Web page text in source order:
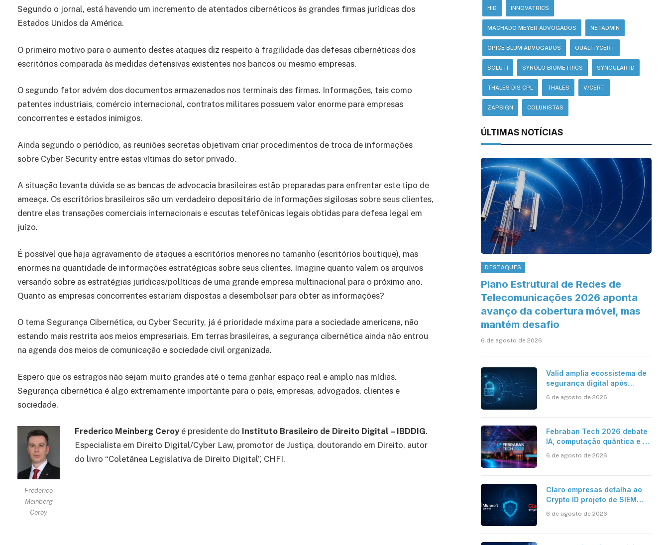
Segundo o jornal, está havendo um incremento de atentados cibernéticos às grandes firmas jurídicas dos
Estados Unidos da América.
O primeiro motivo para o aumento destes ataques diz respeito à fragilidade das defesas cibernéticas dos
escritórios comparada às medidas defensivas existentes nos bancos ou mesmo empresas.
O segundo fator advém dos documentos armazenados nos terminais das firmas. Informações, tais como
patentes industriais, comércio internacional, contratos militares possuem valor enorme para empresas
concorrentes e estados inimigos.
Ainda segundo o periódico, as reuniões secretas objetivam criar procedimentos de troca de informações
sobre Cyber Security entre estas vítimas do setor privado.
A situação levanta dúvida se as bancas de advocacia brasileiras estão preparadas para enfrentar este tipo de
ameaça. Os escritórios brasileiros são um verdadeiro depositário de informações sigilosas sobre seus clientes,
dentre elas transações comerciais internacionais e escutas telefônicas legais obtidas para defesa legal em
juízo.
É possível que haja agravamento de ataques a escritórios menores no tamanho (escritórios boutique), mas
enormes na quantidade de informações estratégicas sobre seus clientes. Imagine quanto valem os arquivos
versando sobre as estratégias jurídicas/políticas de uma grande empresa multinacional para o próximo ano.
Quanto as empresas concorrentes estariam dispostas a desembolsar para obter as informações?
O tema Segurança Cibernética, ou Cyber Security, já é prioridade máxima para a sociedade americana, não
estando mais restrita aos meios empresariais. Em terras brasileiras, a segurança cibernética ainda não entrou
na agenda dos meios de comunicação e sociedade civil organizada.
Espero que os estragos não sejam muito grandes até o tema ganhar espaço real e amplo nas mídias.
Segurança cibernética é algo extremamente importante para o país, empresas, advogados, clientes e
sociedade.
Frederico
Meinberg
Ceroy
Frederico Meinberg Ceroyé presidente do Instituto Brasileiro de Direito Digital – IBDDIG.
Especialista em Direito Digital/Cyber Law, promotor de Justiça, doutorando em Direito, autor
do livro “Coletânea Legislativa de Direito Digital”, CHFI.
HID INNOVATRICS
MACHADO MEYER ADVOGADOS NETADMIN
OPICE BLUM ADVOGADOS QUALITYCERT
SOLUTI SYNOLO BIOMETRICS SYNGULAR ID
THALES DIS CPL THALES V/CERT
ZAPSIGN COLUNISTAS
ÚLTIMAS NOTÍCIAS
DESTAQUES
Plano Estrutural de Redes de
Telecomunicações 2026 aponta
avanço da cobertura móvel, mas
mantém desafio
6 de agosto de 2026
Valid amplia ecossistema de
segurança digital após
6 de agosto de 2026
Febraban Tech 2026 debate
IA, computação quântica e os
bancária
6 de agosto de 2026
Claro empresas detalha ao
Crypto ID projeto de SIEM
resposta automatizada
6 de agosto de 2026